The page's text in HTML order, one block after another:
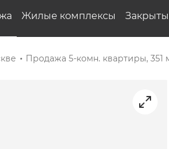
Жилые комплексы
Продажа 5-комн. квартиры, 351